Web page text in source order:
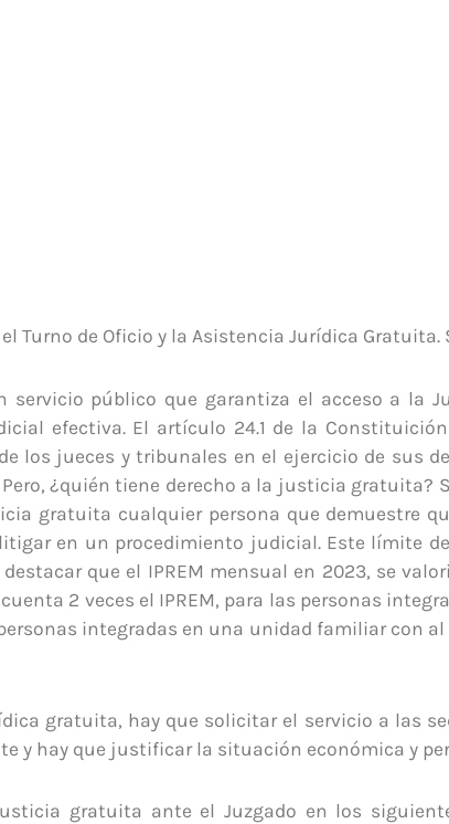
Turno de Oficio y la Asistencia Jurídica
servicio público que garantiza el acceso a la
efectiva. El artículo 24.1 de la
los jueces y tribunales en el ejercicio de sus
¿quién tiene derecho a la justicia gratuita?
gratuita cualquier persona que demuestre
en un procedimiento judicial. Este límite
que el IPREM mensual en 2023, se
2 veces el IPREM, para las personas
personas integradas en una unidad familiar con
gratuita, hay que solicitar el servicio a las
y hay que justificar la situación económica y
gratuita ante el Juzgado en los